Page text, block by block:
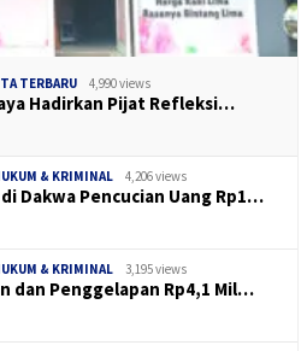
TERBARU 4,990 views
Hadirkan Pijat Refleksi…
& KRIMINAL 4,206 views
Dakwa Pencucian Uang Rp1…
& KRIMINAL 3,195 views
dan Penggelapan Rp4,1 Mil…